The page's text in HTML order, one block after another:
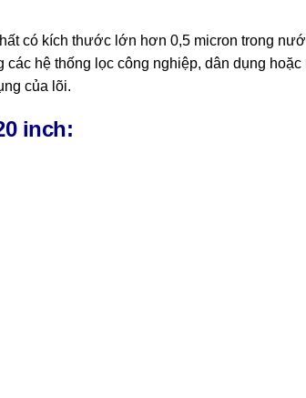
có kích thước lớn hơn 0,5 micron trong
hệ thống lọc công nghiệp, dân dụng
của lõi.
inch: